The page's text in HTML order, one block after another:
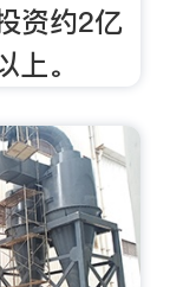
资约2亿
。